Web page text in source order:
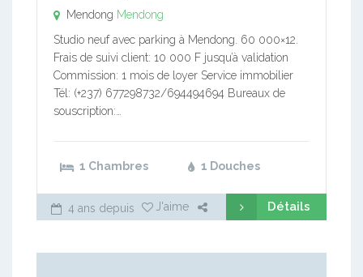
Mendong Mendong
Studio neuf avec parking à Mendong. 60 000×12.
Frais de suivi client: 10 000 F jusqu’à validation
Commission: 1 mois de loyer Service immobilier
Tél: (+237) 677298732/694494694 Bureaux de
souscription:…
1 Chambres 1 Douches
4 ans depuis J'aime Détails